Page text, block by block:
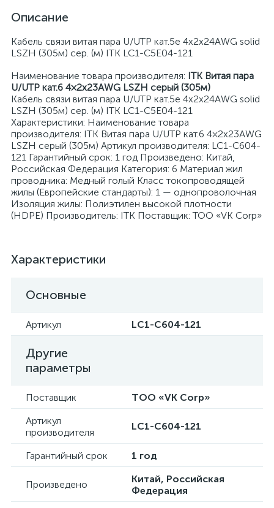
Описание
Кабель связи витая пара U/UTP кат.5е 4х2х24AWG solid
LSZH (305м) сер. (м) ITK LC1-C5E04-121
Наименование товара производителя: ITK Витая пара
U/UTP кат.6 4×2х23AWG LSZH серый (305м)
Кабель связи витая пара U/UTP кат.5е 4х2х24AWG solid
LSZH (305м) сер. (м) ITK LC1-C5E04-121
Характеристики: Наименование товара
производителя: ITK Витая пара U/UTP кат.6 4×2х23AWG
LSZH серый (305м) Артикул производителя: LC1-C604-
121 Гарантийный срок: 1 год Произведено: Китай,
Российская Федерация Категория: 6 Материал жил
проводника: Медный голый Класс токопроводящей
жилы (Европейские стандарты): 1 — однопроволочная
Изоляция жилы: Полиэтилен высокой плотности
(HDPE) Производитель: ITK Поставщик: ТОО «VK Corp»
Характеристики
Основные
Артикул LC1-C604-121
Другие
параметры
Поставщик
ТОО «VK Corp»
Артикул
производителя
LC1-C604-121
Гарантийный срок 1 год
Произведено
Китай, Российская
Федерация